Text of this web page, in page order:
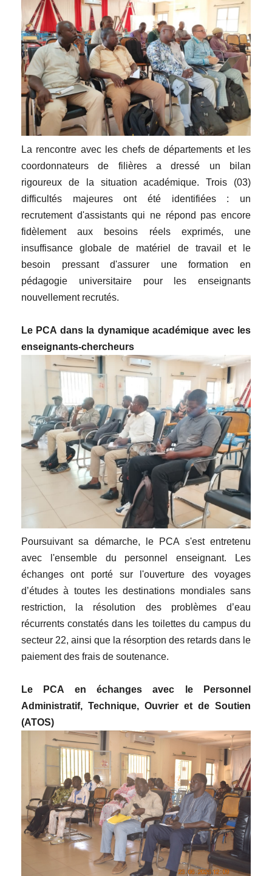
La rencontre avec les chefs de départements et les
coordonnateurs de filières a dressé un bilan
rigoureux de la situation académique. Trois (03)
difficultés majeures ont été identifiées : un
recrutement d'assistants qui ne répond pas encore
fidèlement aux besoins réels exprimés, une
insuffisance globale de matériel de travail et le
besoin pressant d'assurer une formation en
pédagogie universitaire pour les enseignants
nouvellement recrutés.
Le PCA dans la dynamique académique avec les
enseignants-chercheurs
Poursuivant sa démarche, le PCA s'est entretenu
avec l'ensemble du personnel enseignant. Les
échanges ont porté sur l'ouverture des voyages
d’études à toutes les destinations mondiales sans
restriction, la résolution des problèmes d’eau
récurrents constatés dans les toilettes du campus du
secteur 22, ainsi que la résorption des retards dans le
paiement des frais de soutenance.
Le PCA en échanges avec le Personnel
Administratif, Technique, Ouvrier et de Soutien
(ATOS)